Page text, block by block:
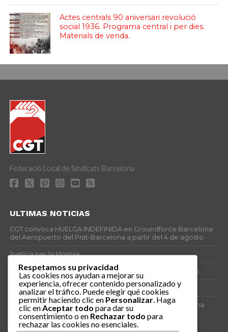
Actes centrals 90 aniversari revolució
social 1936. Programa central i per dies.
Materials de venda.
Federació Local de Sindicats Barcelona
ULTIMAS NOTICIAS
CGT convoca HUELGA INDEFINIDA en Groundforce Barcelona
del Aeropuerto del Prat-Barcelona a partir del 4 de agosto
Justícia per la Montse
25J – Día Mundial para la Prevención de los Ahogamientos
ERE encubierto en H&M Concentrix
Actes centrals 90 aniversari revolució social 1936. Programa
central i per dies. Materials de venda.
Respetamos su privacidad
Las cookies nos ayudan a mejorar su
experiencia, ofrecer contenido personalizado y
analizar el tráfico. Puede elegir qué cookies
permitir haciendo clic en Personalizar . Haga
clic en Aceptar todo para dar su
consentimiento o en Rechazar todo para
rechazar las cookies no esenciales.